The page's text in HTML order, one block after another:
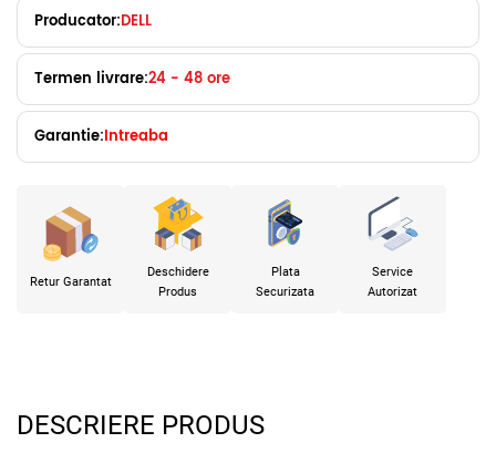
Producator:DELL
Termen livrare:24 - 48 ore
Garantie:Intreaba
Retur Garantat
Deschidere
Produs
Plata
Securizata
Service
Autorizat
DESCRIERE PRODUS